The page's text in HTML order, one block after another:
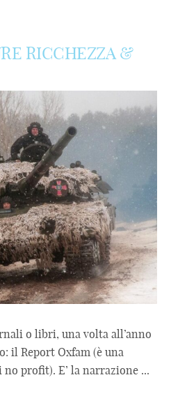
RICCHEZZA &
o libri, una volta all’anno
il Report Oxfam (è una
profit). E’ la narrazione ...